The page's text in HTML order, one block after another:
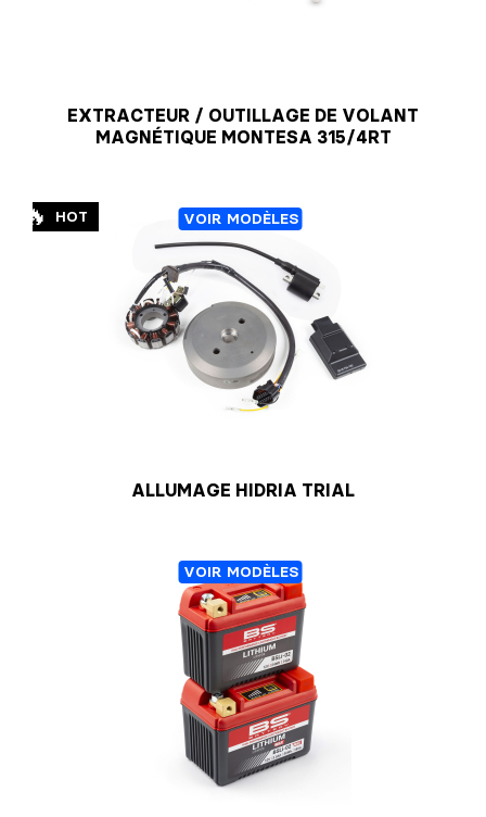
EXTRACTEUR / OUTILLAGE DE VOLANT
MAGNÉTIQUE MONTESA 315/4RT
🔥 HOT VOIR MODÈLES
ALLUMAGE HIDRIA TRIAL
VOIR MODÈLES